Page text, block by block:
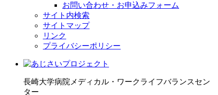
お問い合わせ・お申込みフォーム
サイト内検索
サイトマップ
リンク
プライバシーポリシー
長崎大学病院 メディカル・ワークライフバランスセン
ター